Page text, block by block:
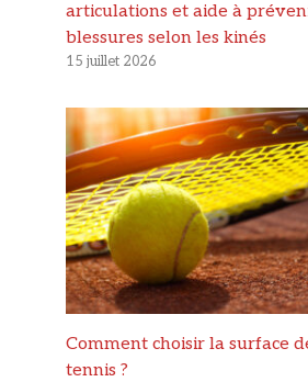
articulations et aide à
blessures selon les kinés
15 juillet 2026
Comment choisir la surface
tennis ?